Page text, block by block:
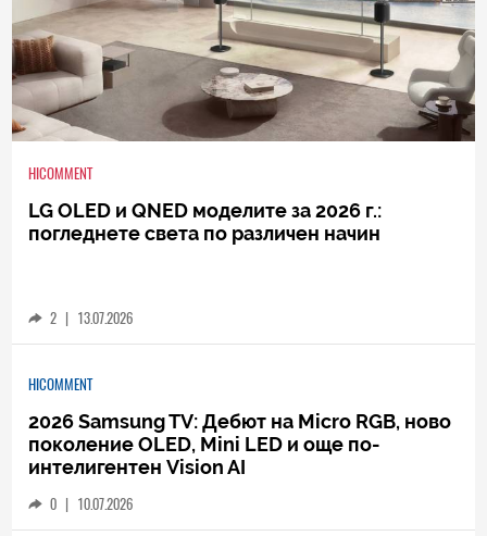
HICOMMENT
LG OLED и QNED моделите за 2026 г.:
погледнете света по различен начин
2 | 13.07.2026
HICOMMENT
2026 Samsung TV: Дебют на Micro RGB, ново
поколение OLED, Mini LED и още по-
интелигентен Vision AI
0 | 10.07.2026